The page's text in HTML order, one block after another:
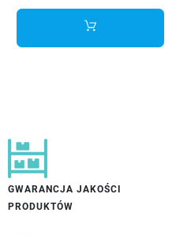
GWARANCJA JAKOŚCI
PRODUKTÓW